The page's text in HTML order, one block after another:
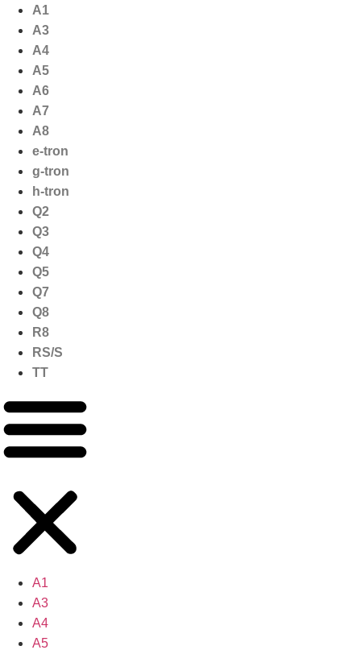
naar
inhoud
A1
A3
A4
A5
A6
A7
A8
e-tron
g-tron
h-tron
Q2
Q3
Q4
Q5
Q7
Q8
R8
RS/S
TT
A1
A3
A4
A5